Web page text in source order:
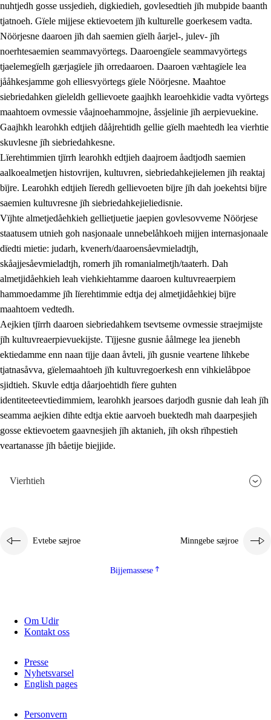
nuhtjedh gosse ussjedieh, digkiedieh, govlesedtieh jïh mubpide baanth
tjatnoeh. Gïele mijjese ektievoetem jïh kulturelle goerkesem vadta.
Nöörjesne daaroen jïh dah saemien gïelh åarjel-, julev- jïh
noerhtesaemien seammavyörtegs. Daaroengïele seammavyörtegs
tjaelemegïelh gærjagïele jïh orredaaroen. Daaroen væhtagïele lea
jååhkesjamme goh elliesvyörtegs gïele Nöörjesne. Maahtoe
siebriedahken gïeleldh gellievoete gaajhkh learoehkidie vadta vyörtegs
maahtoem ovmessie våajnoehammojne, åssjelinie jïh aerpievuekine.
Gaajhkh learohkh edtjieh dååjrehtidh gellie gïelh maehtedh lea vierhtie
skuvlesne jïh siebriedahkesne.
Lïerehtimmien tjïrrh learohkh edtjieh daajroem åadtjodh saemien
aalkoealmetjen histovrijen, kultuvren, siebriedahkejielemen jïh reaktaj
bïjre. Learohkh edtjieh lïeredh gellievoeten bïjre jïh dah joekehtsi bïjre
saemien kultuvresne jïh siebriedahkejieliedisnie.
Vïjhte almetjedåehkieh gellietjuetie jaepien govlesovveme Nöörjese
staatusem utnieh goh nasjonaale unnebelåhkoeh mijjen internasjonaale
dïedti mietie: judarh, kvenerh/daaroensåevmieladtjh,
skåajjesåevmieladtjh, romerh jïh romanialmetjh/taaterh. Dah
almetjidåehkieh leah viehkiehtamme daaroen kultuvreaerpiem
hammoedamme jïh lïerehtimmie edtja dej almetjidåehkiej bïjre
maahtoem vedtedh.
Aejkien tjïrrh daaroen siebriedahkem tsevtseme ovmessie straejmijste
jïh kultuvreaerpievuekijste. Tïjjesne gusnie åålmege lea jienebh
ektiedamme enn naan tïjje daan åvteli, jïh gusnie veartene lïhkebe
tjatnasåvva, gïelemaahtoeh jïh kultuvregoerkesh enn vihkielåbpoe
sjidtieh. Skuvle edtja dåarjoehtidh fïere guhten
identiteeteevtiedimmiem, learohkh jearsoes darjodh gusnie dah leah jïh
seamma aejkien dïhte edtja ektie aarvoeh buektedh mah daarpesjieh
gosse ektievoetem gaavnesjieh jïh aktanieh, jïh oksh rïhpestieh
veartanasse jïh båetije biejjide.
Vierhtieh
Evtebe sæjroe Minngebe sæjroe
Bijjemassese
Om Udir
Kontakt oss
Presse
Nyhetsvarsel
English pages
Personvern